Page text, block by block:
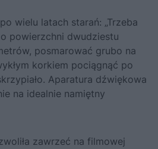
wielu latach starań: „Trzeba
powierzchni dwudziestu
posmarować grubo na
korkiem pociągnąć po
Aparatura dźwiękowa
na idealnie namiętny
zawrzeć na filmowej